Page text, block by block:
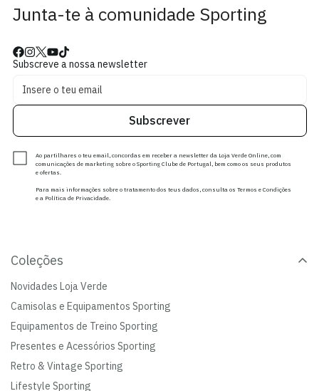
Junta-te à comunidade Sporting
Subscreve a nossa newsletter
Subscrever
Ao partilhares o teu email, concordas em receber a newsletter da Loja Verde Online, com
comunicações de marketing sobre o Sporting Clube de Portugal, bem como os seus produtos
e ofertas.
Para mais informações sobre o tratamento dos teus dados, consulta os Termos e Condições
e a Política de Privacidade.
Coleções
Novidades Loja Verde
Camisolas e Equipamentos Sporting
Equipamentos de Treino Sporting
Presentes e Acessórios Sporting
Retro & Vintage Sporting
Lifestyle Sporting